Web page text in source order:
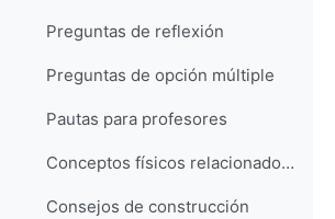
Preguntas de reflexión
Preguntas de opción múltiple
Pautas para profesores
Conceptos físicos relacionados con la actividad
Consejos de construcción